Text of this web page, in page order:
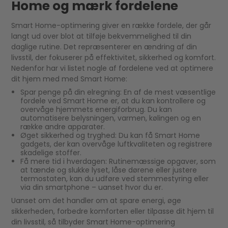
Home og mærk fordelene
Smart Home-optimering giver en række fordele, der går
langt ud over blot at tilføje bekvemmelighed til din
daglige rutine. Det repræsenterer en ændring af din
livsstil, der fokuserer på effektivitet, sikkerhed og komfort.
Nedenfor har vi listet nogle af fordelene ved at optimere
dit hjem med med Smart Home:
Spar penge på din elregning: En af de mest væsentlige
fordele ved Smart Home er, at du kan kontrollere og
overvåge hjemmets energiforbrug. Du kan
automatisere belysningen, varmen, kølingen og en
række andre apparater.
Øget sikkerhed og tryghed: Du kan få Smart Home
gadgets, der kan overvåge luftkvaliteten og registrere
skadelige stoffer.
Få mere tid i hverdagen: Rutinemæssige opgaver, som
at tænde og slukke lyset, låse dørene eller justere
termostaten, kan du udføre ved stemmestyring eller
via din smartphone – uanset hvor du er.
Uanset om det handler om at spare energi, øge
sikkerheden, forbedre komforten eller tilpasse dit hjem til
din livsstil, så tilbyder Smart Home-optimering